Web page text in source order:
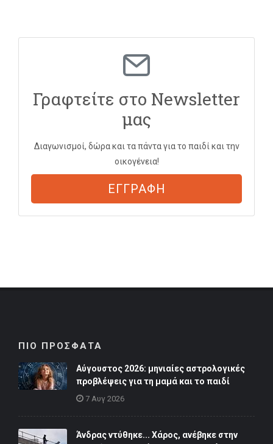
Γραφτείτε στο Newsletter
μας
Διαγωνισμοί, δώρα και τα πάντα για το παιδί και την
οικογένεια!
ΕΓΓΡΑΦΗ
ΠΙΟ ΠΡΟΣΦΑΤΑ
Αύγουστος 2026: μηνιαίες αστρολογικές
προβλέψεις για τη μαμά και το παιδί
7 Αυγ 2026
Άνδρας ντύθηκε... Χάρος, ανέβηκε στην